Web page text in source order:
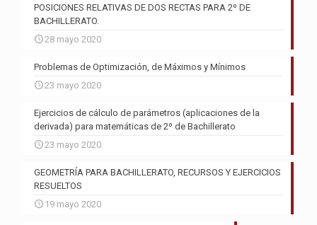
POSICIONES RELATIVAS DE DOS RECTAS PARA 2º DE
BACHILLERATO.
28 mayo 2020
Problemas de Optimización, de Máximos y Mínimos
23 mayo 2020
Ejercicios de cálculo de parámetros (aplicaciones de la
derivada) para matemáticas de 2º de Bachillerato
23 mayo 2020
GEOMETRÍA PARA BACHILLERATO, RECURSOS Y EJERCICIOS
RESUELTOS
19 mayo 2020